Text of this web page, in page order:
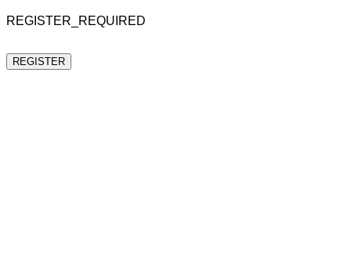
REGISTER_REQUIRED
REGISTER